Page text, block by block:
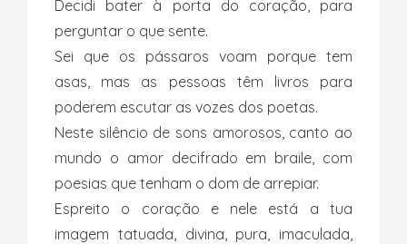
Decidi bater à porta do coração, para
perguntar o que sente.
Sei que os pássaros voam porque tem
asas, mas as pessoas têm livros para
poderem escutar as vozes dos poetas.
Neste silêncio de sons amorosos, canto ao
mundo o amor decifrado em braile, com
poesias que tenham o dom de arrepiar.
Espreito o coração e nele está a tua
imagem tatuada, divina, pura, imaculada,